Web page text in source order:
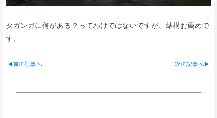
タガンガに何がある？ってわけではないですが、結構お薦めで
す。
◀前の記事へ 次の記事へ▶